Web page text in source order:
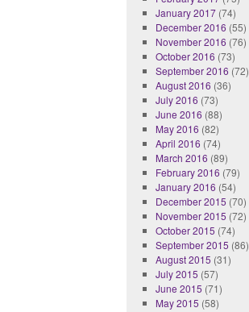
January 2017(74)
December 2016 (55)
November 2016 (76)
October 2016 (73)
September 2016 (72)
August 2016 (36)
July 2016 (73)
June 2016 (88)
May 2016 (82)
April 2016 (74)
March 2016 (89)
February 2016 (79)
January 2016 (54)
December 2015 (70)
November 2015 (72)
October 2015 (74)
September 2015 (86)
August 2015 (31)
July 2015 (57)
June 2015 (71)
May 2015 (58)